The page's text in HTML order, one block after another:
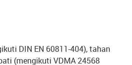
DIN EN 60811-404), tahan
(mengikuti VDMA 24568